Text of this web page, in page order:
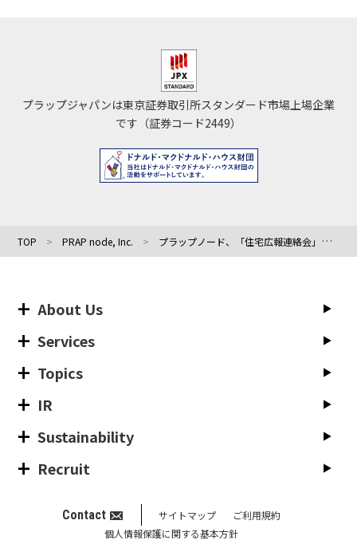
プラップジャパンは東京証券取引所スタンダード市場上場企業
です（証券コード2449）
TOP PRAP node, Inc. プラップノード、「住宅広報連絡会」でPRオートメーション野中・桃井が広報×生成AIをテーマに講演しました。
About Us
Services
Topics
IR
Sustainability
Recruit
Contact サイトマップ
ご利用規約
個人情報保護に関する基本方針